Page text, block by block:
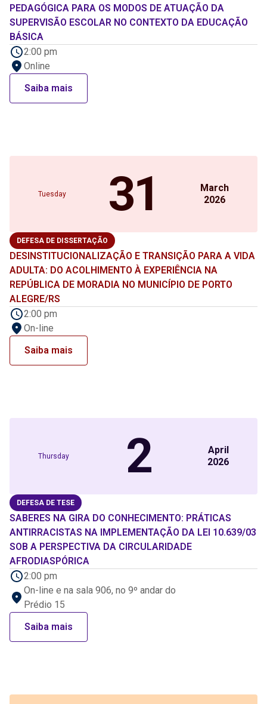
PEDAGÓGICA PARA OS MODOS DE ATUAÇÃO DA
SUPERVISÃO ESCOLAR NO CONTEXTO DA EDUCAÇÃO
BÁSICA
2:00 pm
Online
Saiba mais
Tuesday 31
March
2026
DEFESA DE DISSERTAÇÃO
DESINSTITUCIONALIZAÇÃO E TRANSIÇÃO PARA A VIDA
ADULTA: DO ACOLHIMENTO À EXPERIÊNCIA NA
REPÚBLICA DE MORADIA NO MUNICÍPIO DE PORTO
ALEGRE/RS
2:00 pm
On-line
Saiba mais
Thursday 2
April
2026
DEFESA DE TESE
SABERES NA GIRA DO CONHECIMENTO: PRÁTICAS
ANTIRRACISTAS NA IMPLEMENTAÇÃO DA LEI 10.639/03
SOB A PERSPECTIVA DA CIRCULARIDADE
AFRODIASPÓRICA
2:00 pm
On-line e na sala 906, no 9º andar do
Prédio 15
Saiba mais